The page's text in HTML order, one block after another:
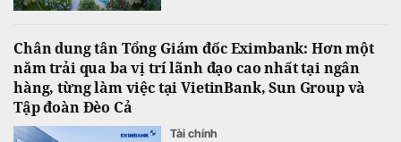
có.
Chân dung tân Tổng Giám đốc Eximbank: Hơn một
năm trải qua ba vị trí lãnh đạo cao nhất tại ngân
hàng, từng làm việc tại VietinBank, Sun Group và
Tập đoàn Đèo Cả
Tài chính